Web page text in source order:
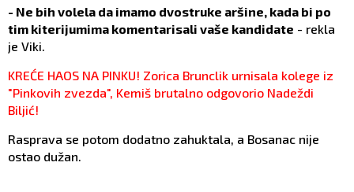
- Ne bih volela da imamo dvostruke aršine, kada bi po
tim kiterijumima komentarisali vaše kandidate - rekla
je Viki.
KREĆE HAOS NA PINKU! Zorica Brunclik urnisala kolege iz
"Pinkovih zvezda", Kemiš brutalno odgovorio Nadeždi
Biljić!
Rasprava se potom dodatno zahuktala, a Bosanac nije
ostao dužan.